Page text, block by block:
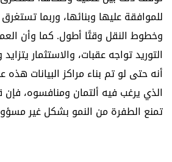
للموافقة عليها وبنائها، وربما
وخطوط النقل وقتًا أطول. كما وأن
التوريد تواجه عقبات، والاستثمار
أنه حتى لو تم بناء مراكز البيانات
الذي يرغب فيه ألتمان ومنافسوه، فإن
تمنع الطفرة من النمو بشكل غير